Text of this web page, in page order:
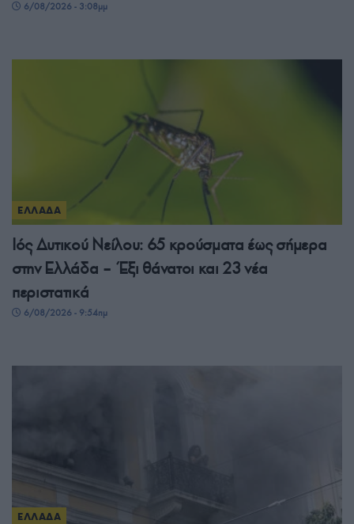
6/08/2026 - 3:08μμ
ΕΛΛΑΔΑ
Ιός Δυτικού Νείλου: 65 κρούσματα έως σήμερα
στην Ελλάδα – Έξι θάνατοι και 23 νέα
περιστατικά
6/08/2026 - 9:54πμ
ΕΛΛΑΔΑ